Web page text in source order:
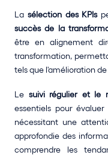
La sélection des KPIs
succès de la
être en alignement
transformation,
tels que l'amélioration
Le suivi régulier et le
essentiels pour
nécessitant une
approfondie des
comprendre les